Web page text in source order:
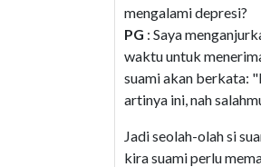
mengalami depresi?
PG : Saya
waktu untuk
suami akan berkata:
artinya ini, nah
Jadi seolah-olah si
kira suami perlu